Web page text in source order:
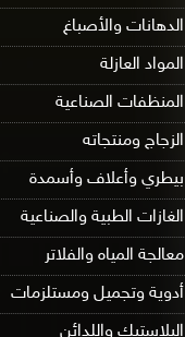
الدهانات والأصباغ
المواد العازلة
المنظفات الصناعية
الزجاج ومنتجاته
بيطري وأعلاف وأسمدة
الغازات الطبية والصناعية
معالجة المياه والفلاتر
أدوية وتجميل ومستلزمات
البلاستيك واللدائن